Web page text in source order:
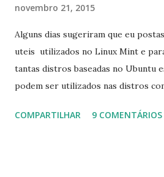
novembro 21, 2015
Alguns dias sugeriram que eu
uteis utilizados no Linux Mint e
tantas distros baseadas no Ubuntu
podem ser utilizados nas distros
Linux Mint 17, Pinguy OS 14.04,
COMPARTILHAR 9 COMENTÁRIOS